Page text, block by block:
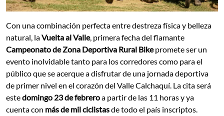
Con una combinación perfecta entre destreza física y belleza
natural, laVuelta al Valle, primera fecha del flamante
Campeonato de Zona Deportiva Rural Bikepromete ser un
evento inolvidable tanto para los corredores como para el
público que se acerque a disfrutar de una jornada deportiva
de primer nivel en el corazón del Valle Calchaquí. La cita será
estedomingo 23 de febreroa partir de las 11 horas y ya
cuenta con más de mil ciclistasde todo el país inscriptos.